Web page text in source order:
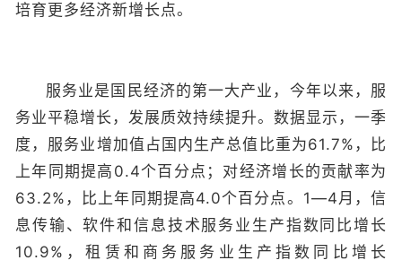
培育更多经济新增长点。
服务业是国民经济的第一大产业，今年以来，服
务业平稳增长，发展质效持续提升。数据显示，一季
度，服务业增加值占国内生产总值比重为61.7%，比
上年同期提高0.4个百分点；对经济增长的贡献率为
63.2%，比上年同期提高4.0个百分点。1—4月，信
息传输、软件和信息技术服务业生产指数同比增长
10.9%，租赁和商务服务业生产指数同比增长